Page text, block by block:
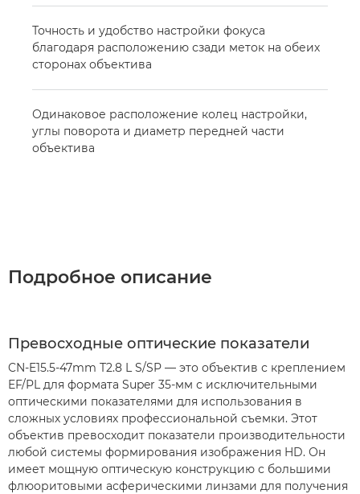
Точность и удобство настройки фокуса
благодаря расположению сзади меток на обеих
сторонах объектива
Одинаковое расположение колец настройки,
углы поворота и диаметр передней части
объектива
Подробное описание
Превосходные оптические показатели
CN-E15.5-47mm T2.8 L S/SP — это объектив с креплением
EF/PL для формата Super 35-мм с исключительными
оптическими показателями для использования в
сложных условиях профессиональной съемки. Этот
объектив превосходит показатели производительности
любой системы формирования изображения HD. Он
имеет мощную оптическую конструкцию с большими
флюоритовыми асферическими линзами для получения